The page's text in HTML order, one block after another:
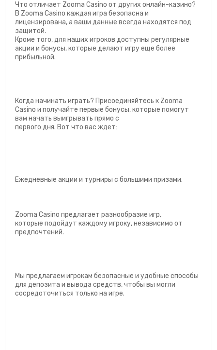
Что отличает Zooma Casino от других онлайн-казино?
В Zooma Casino каждая игра безопасна и
лицензирована, а ваши данные всегда находятся под
защитой.
Кроме того, для наших игроков доступны регулярные
акции и бонусы, которые делают игру еще более
прибыльной.
Когда начинать играть? Присоединяйтесь к Zooma
Casino и получайте первые бонусы, которые помогут
вам начать выигрывать прямо с
первого дня. Вот что вас ждет:
Ежедневные акции и турниры с большими призами.
Zooma Casino предлагает разнообразие игр,
которые подойдут каждому игроку, независимо от
предпочтений.
Мы предлагаем игрокам безопасные и удобные способы
для депозита и вывода средств, чтобы вы могли
сосредоточиться только на игре.